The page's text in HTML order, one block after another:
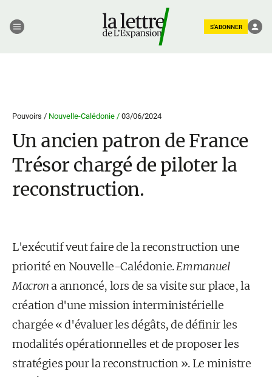
S'ABONNER
Pouvoirs / Nouvelle-Calédonie / 03/06/2024
Un ancien patron de France
Trésor chargé de piloter la
reconstruction.
L'exécutif veut faire de la reconstruction une
priorité en Nouvelle-Calédonie.Emmanuel
Macron a annoncé, lors de sa visite sur place, la
création d'une mission interministérielle
chargée « d'évaluer les dégâts, de définir les
modalités opérationnelles et de proposer les
stratégies pour la reconstruction ». Le ministre